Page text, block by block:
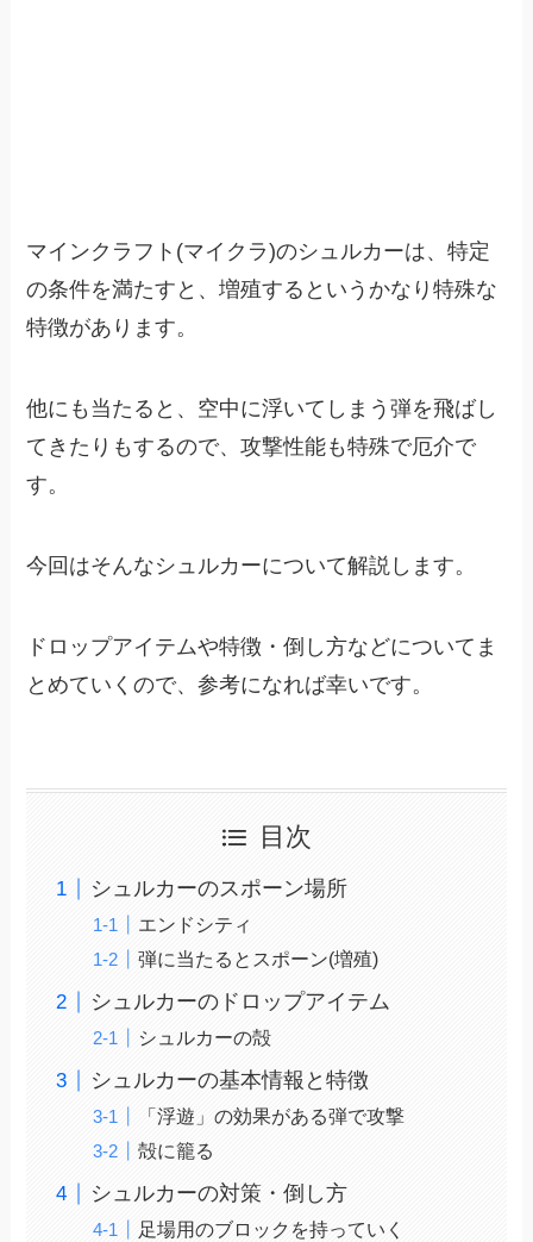
マインクラフト(マイクラ)のシュルカーは、特定
の条件を満たすと、増殖するというかなり特殊な
特徴があります。
他にも当たると、空中に浮いてしまう弾を飛ばし
てきたりもするので、攻撃性能も特殊で厄介で
す。
今回はそんなシュルカーについて解説します。
ドロップアイテムや特徴・倒し方などについてま
とめていくので、参考になれば幸いです。
目次
シュルカーのスポーン場所
エンドシティ
弾に当たるとスポーン(増殖)
シュルカーのドロップアイテム
シュルカーの殻
シュルカーの基本情報と特徴
「浮遊」の効果がある弾で攻撃
殻に籠る
シュルカーの対策・倒し方
足場用のブロックを持っていく